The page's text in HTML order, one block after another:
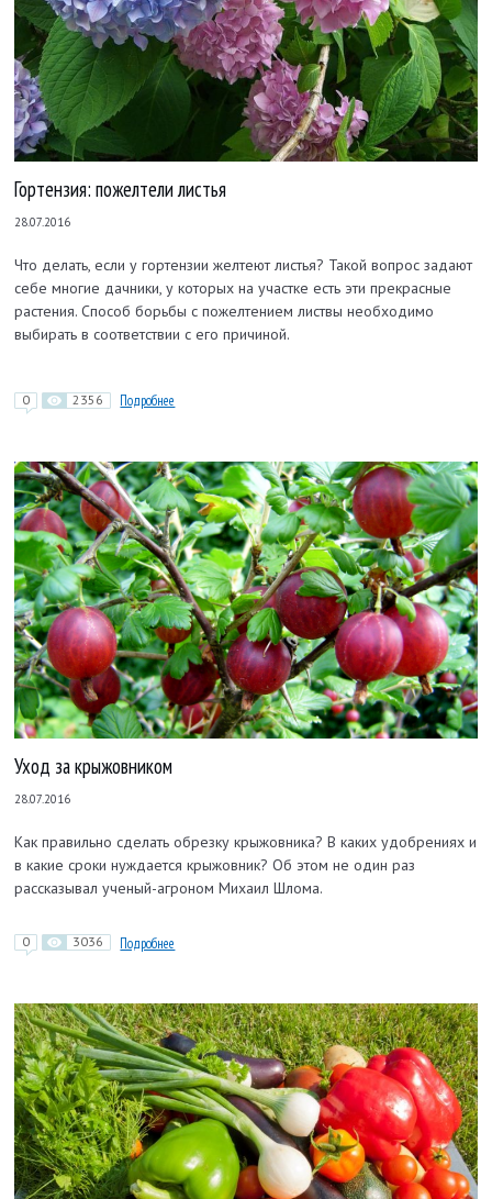
Гортензия: пожелтели листья
28.07.2016
Что делать, если у гортензии желтеют листья? Такой вопрос задают
себе многие дачники, у которых на участке есть эти прекрасные
растения. Способ борьбы с пожелтением листвы необходимо
выбирать в соответствии с его причиной.
0 2356 Подробнее
Уход за крыжовником
28.07.2016
Как правильно сделать обрезку крыжовника? В каких удобрениях и
в какие сроки нуждается крыжовник? Об этом не один раз
рассказывал ученый-агроном Михаил Шлома.
0 3036 Подробнее